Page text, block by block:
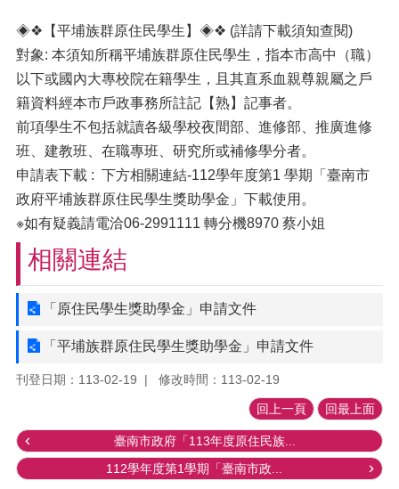
◈❖【平埔族群原住民學生】◈❖ (詳請下載須知查閱)
對象: 本須知所稱平埔族群原住民學生，指本市高中（職）
以下或國內大專校院在籍學生，且其直系血親尊親屬之戶
籍資料經本市戶政事務所註記【熟】記事者。
前項學生不包括就讀各級學校夜間部、進修部、推廣進修
班、建教班、在職專班、研究所或補修學分者。
申請表下載 : 下方相關連結-112學年度第1 學期「臺南市
政府平埔族群原住民學生獎助學金」下載使用。
※如有疑義請電洽06-2991111 轉分機8970 蔡小姐
相關連結
「原住民學生獎助學金」申請文件
「平埔族群原住民學生獎助學金」申請文件
刊登日期：113-02-19 修改時間：113-02-19
回上一頁 回最上面
臺南市政府「113年度原住民族...
112學年度第1學期「臺南市政...